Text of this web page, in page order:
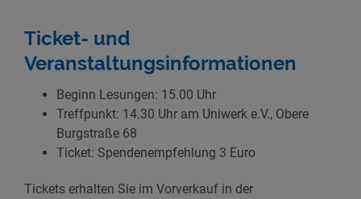
Ticket- und
Veranstaltungsinformationen
Beginn Lesungen: 15.00 Uhr
Treffpunkt: 14.30 Uhr am Uniwerk e.V., Obere
Burgstraße 68
Ticket: Spendenempfehlung 3 Euro
Tickets erhalten Sie im Vorverkauf in der